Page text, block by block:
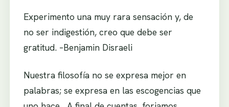
Experimento una muy rara sensación y, de
no ser indigestión, creo que debe ser
gratitud. –Benjamin Disraeli
Nuestra filosofía no se expresa mejor en
palabras; se expresa en las escogencias que